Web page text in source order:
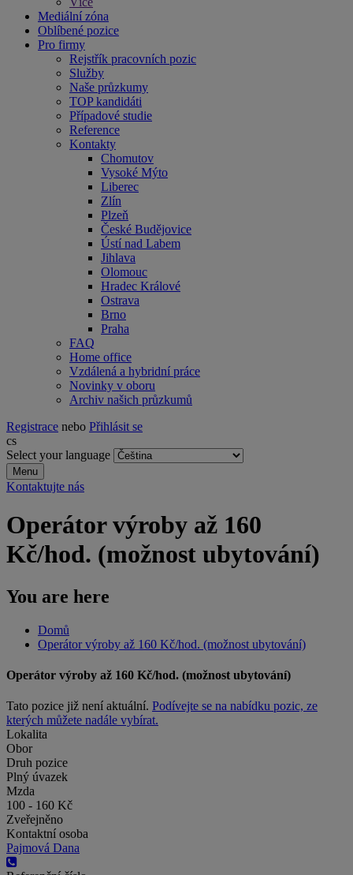
Mediální zóna
Oblíbené pozice
Pro firmy
Rejstřík pracovních pozic
Služby
Naše průzkumy
TOP kandidáti
Případové studie
Reference
Kontakty
Chomutov
Vysoké Mýto
Liberec
Zlín
Plzeň
České Budějovice
Ústí nad Labem
Jihlava
Olomouc
Hradec Králové
Ostrava
Brno
Praha
FAQ
Home office
Vzdálená a hybridní práce
Novinky v oboru
Archiv našich průzkumů
Registrace nebo Přihlásit se
cs
Select your language
Menu
Kontaktujte nás
Operátor výroby až 160
Kč/hod. (možnost ubytování)
You are here
Domů
Operátor výroby až 160 Kč/hod. (možnost ubytování)
Operátor výroby až 160 Kč/hod. (možnost ubytování)
Tato pozice již není aktuální. Podívejte se na nabídku pozic, ze
kterých můžete nadále vybírat.
Lokalita
Obor
Druh pozice
Plný úvazek
Mzda
100 - 160 Kč
Zveřejněno
Kontaktní osoba
Pajmová Dana